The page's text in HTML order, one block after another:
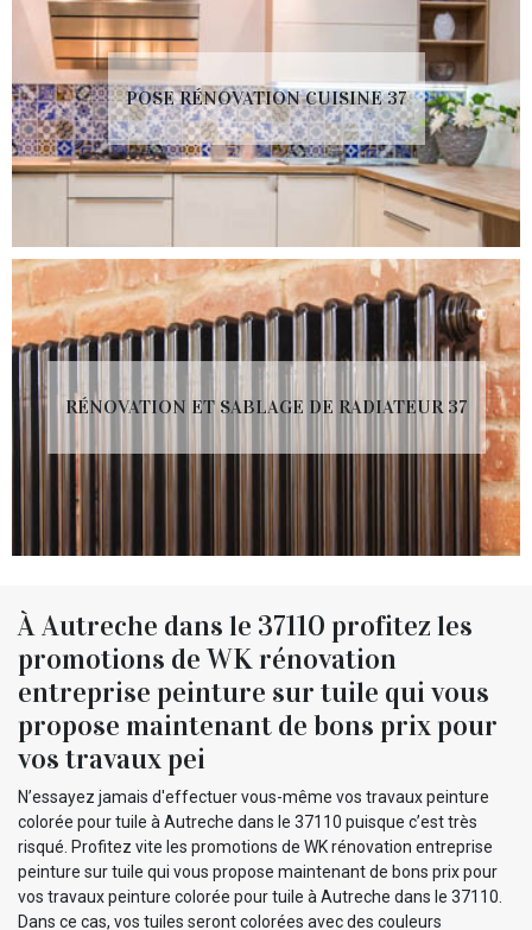
POSE RÉNOVATION CUISINE 37
RÉNOVATION ET SABLAGE DE RADIATEUR 37
À Autreche dans le 37110 profitez les
promotions de WK rénovation
entreprise peinture sur tuile qui vous
propose maintenant de bons prix pour
vos travaux pei
N’essayez jamais d'effectuer vous-même vos travaux peinture
colorée pour tuile à Autreche dans le 37110 puisque c’est très
risqué. Profitez vite les promotions de WK rénovation entreprise
peinture sur tuile qui vous propose maintenant de bons prix pour
vos travaux peinture colorée pour tuile à Autreche dans le 37110.
Dans ce cas, vos tuiles seront colorées avec des couleurs